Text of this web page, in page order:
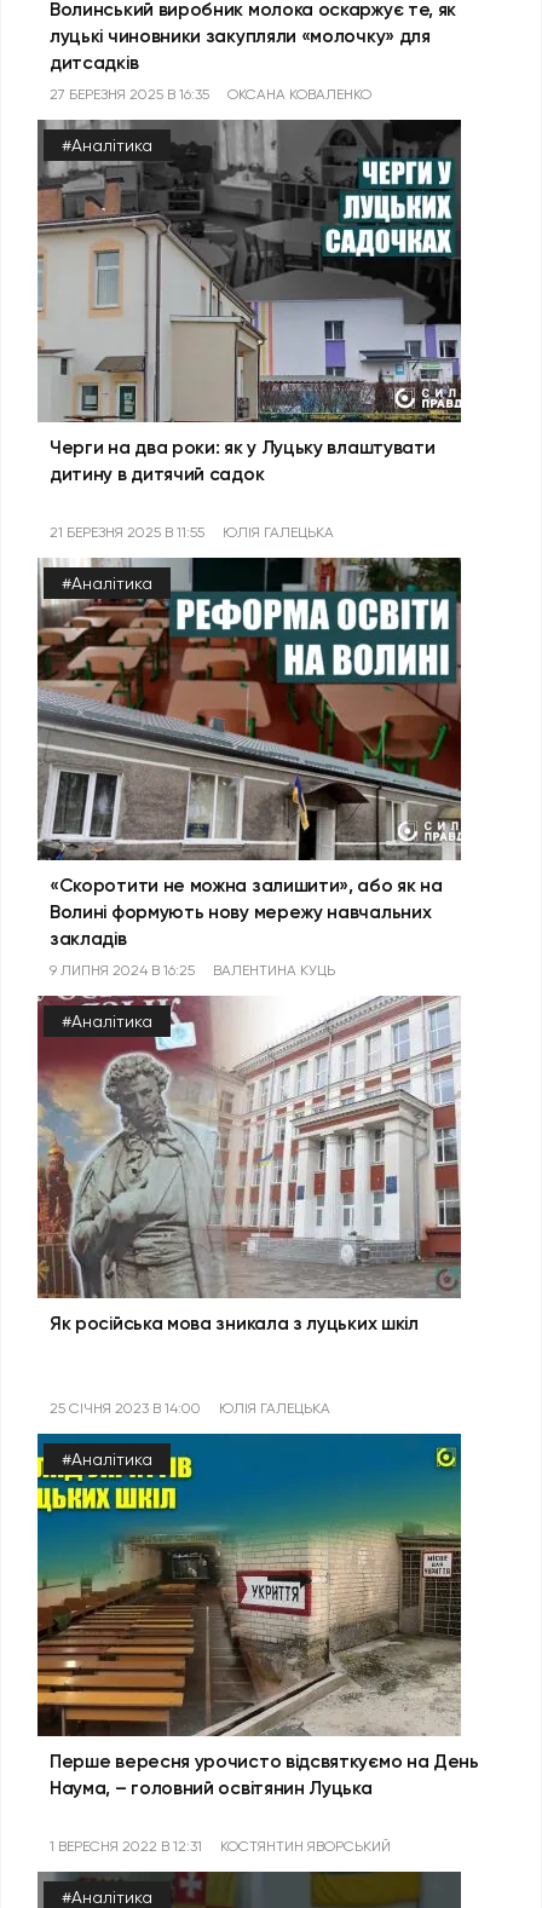
Волинський виробник молока оскаржує те, як
луцькі чиновники закупляли «молочку» для
дитсадків
27 БЕРЕЗНЯ 2025 В 16:35 ОКСАНА КОВАЛЕНКО
#Аналітика
Черги на два роки: як у Луцьку влаштувати
дитину в дитячий садок
21 БЕРЕЗНЯ 2025 В 11:55 ЮЛІЯ ГАЛЕЦЬКА
#Аналітика
«Скоротити не можна залишити», або як на
Волині формують нову мережу навчальних
закладів
9 ЛИПНЯ 2024 В 16:25 ВАЛЕНТИНА КУЦЬ
#Аналітика
Як російська мова зникала з луцьких шкіл
25 СІЧНЯ 2023 В 14:00 ЮЛІЯ ГАЛЕЦЬКА
#Аналітика
Перше вересня урочисто відсвяткуємо на День
Наума, – головний освітянин Луцька
1 ВЕРЕСНЯ 2022 В 12:31 КОСТЯНТИН ЯВОРСЬКИЙ
#Аналітика